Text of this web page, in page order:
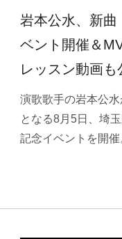
岩本公水、新曲
ベント開催＆
レッスン動画も
演歌歌手の岩本公
となる8月5日、埼
記念イベントを開